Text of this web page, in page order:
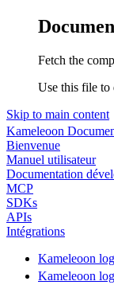
Fetch the
Use this file to
Skip to main content
Kameleoon
Bienvenue
Manuel utilisateur
Documentation
MCP
SDKs
APIs
Intégrations
Kameleoon
Kameleoon